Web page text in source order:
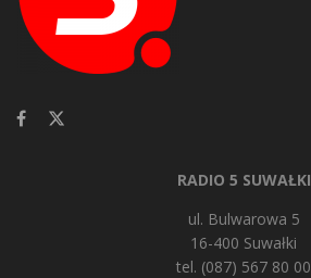
RADIO 5 SUWAŁKI
ul. Bulwarowa 5
16-400 Suwałki
tel. (087) 567 80 00